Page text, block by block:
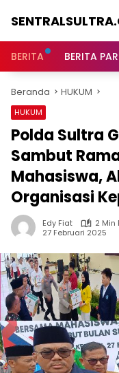
BERITA BERITA
Beranda HUKUM
HUKUM
Polda Sultra
Sambut
Mahasiswa,
Organisasi
Edy Fiat
2 Min
27 Februari 2025